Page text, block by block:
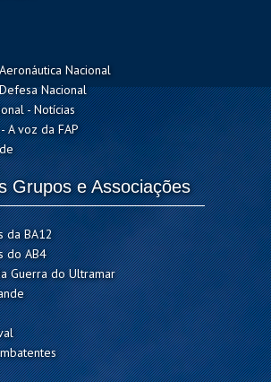
Nacional
Nacional
- Notícias
A voz da FAP
Grupos e Associações
da BA12
do AB4
Guerra do Ultramar